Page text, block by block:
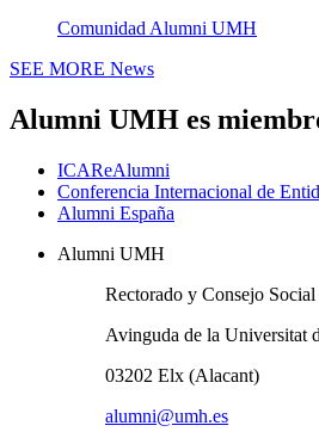
Comunidad Alumni UMH
SEE MORE News
Alumni UMH es
ICAReAlumni
Conferencia Internacional de
Alumni España
Alumni UMH
Rectorado y Consejo
Avinguda de la Universitat
03202 Elx (Alacant)
alumni@umh.es